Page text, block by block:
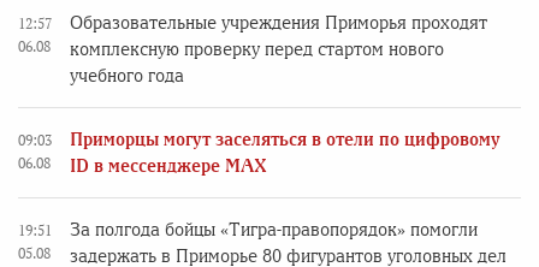
12:57
06.08
Образовательные учреждения Приморья проходят
комплексную проверку перед стартом нового
учебного года
09:03
06.08
Приморцы могут заселяться в отели по цифровому
ID в мессенджере MAX
19:51
05.08
За полгода бойцы «Тигра-правопорядок» помогли
задержать в Приморье 80 фигурантов уголовных дел